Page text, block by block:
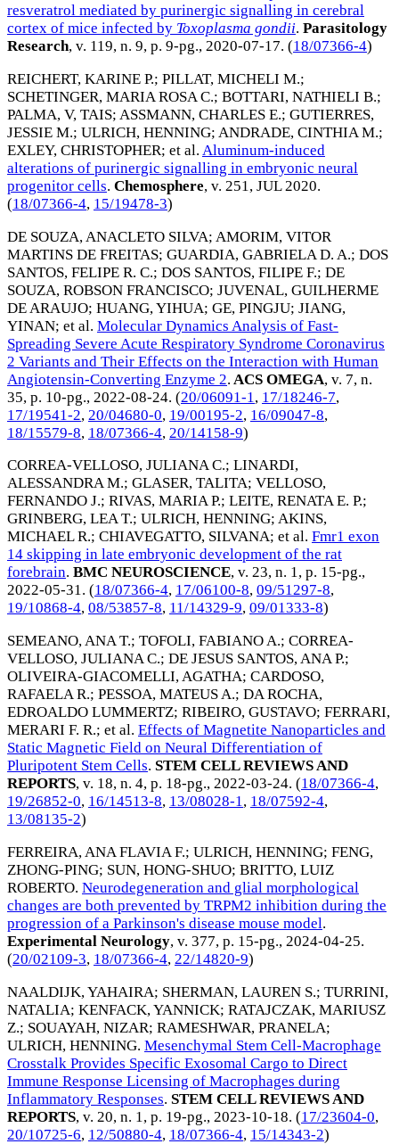
resveratrol mediated by purinergic signalling in cerebral
cortex of mice infected by Toxoplasma gondii. Parasitology
Research, v. 119, n. 9, p. 9-pg., 2020-07-17. (18/07366-4)
REICHERT, KARINE P.; PILLAT, MICHELI M.;
SCHETINGER, MARIA ROSA C.; BOTTARI, NATHIELI B.;
PALMA, V, TAIS; ASSMANN, CHARLES E.; GUTIERRES,
JESSIE M.; ULRICH, HENNING; ANDRADE, CINTHIA M.;
EXLEY, CHRISTOPHER; et al. Aluminum-induced
alterations of purinergic signalling in embryonic neural
progenitor cells. Chemosphere, v. 251, JUL 2020.
(18/07366-4, 15/19478-3)
DE SOUZA, ANACLETO SILVA; AMORIM, VITOR
MARTINS DE FREITAS; GUARDIA, GABRIELA D. A.; DOS
SANTOS, FELIPE R. C.; DOS SANTOS, FILIPE F.; DE
SOUZA, ROBSON FRANCISCO; JUVENAL, GUILHERME
DE ARAUJO; HUANG, YIHUA; GE, PINGJU; JIANG,
YINAN; et al. Molecular Dynamics Analysis of Fast-
Spreading Severe Acute Respiratory Syndrome Coronavirus
2 Variants and Their Effects on the Interaction with Human
Angiotensin-Converting Enzyme 2. ACS OMEGA, v. 7, n.
35, p. 10-pg., 2022-08-24. (20/06091-1 , 17/18246-7,
17/19541-2, 20/04680-0, 19/00195-2, 16/09047-8,
18/15579-8, 18/07366-4, 20/14158-9)
CORREA-VELLOSO, JULIANA C.; LINARDI,
ALESSANDRA M.; GLASER, TALITA; VELLOSO,
FERNANDO J.; RIVAS, MARIA P.; LEITE, RENATA E. P.;
GRINBERG, LEA T.; ULRICH, HENNING; AKINS,
MICHAEL R.; CHIAVEGATTO, SILVANA; et al. Fmr1 exon
14 skipping in late embryonic development of the rat
forebrain. BMC NEUROSCIENCE, v. 23, n. 1, p. 15-pg.,
2022-05-31. (18/07366-4, 17/06100-8, 09/51297-8,
19/10868-4, 08/53857-8, 11/14329-9, 09/01333-8)
SEMEANO, ANA T.; TOFOLI, FABIANO A.; CORREA-
VELLOSO, JULIANA C.; DE JESUS SANTOS, ANA P.;
OLIVEIRA-GIACOMELLI, AGATHA; CARDOSO,
RAFAELA R.; PESSOA, MATEUS A.; DA ROCHA,
EDROALDO LUMMERTZ; RIBEIRO, GUSTAVO; FERRARI,
MERARI F. R.; et al. Effects of Magnetite Nanoparticles and
Static Magnetic Field on Neural Differentiation of
Pluripotent Stem Cells. STEM CELL REVIEWS AND
REPORTS, v. 18, n. 4, p. 18-pg., 2022-03-24. (18/07366-4,
19/26852-0, 16/14513-8, 13/08028-1, 18/07592-4,
13/08135-2)
FERREIRA, ANA FLAVIA F.; ULRICH, HENNING; FENG,
ZHONG-PING; SUN, HONG-SHUO; BRITTO, LUIZ
ROBERTO. Neurodegeneration and glial morphological
changes are both prevented by TRPM2 inhibition during the
progression of a Parkinson's disease mouse model.
Experimental Neurology, v. 377, p. 15-pg., 2024-04-25.
(20/02109-3, 18/07366-4, 22/14820-9)
NAALDIJK, YAHAIRA; SHERMAN, LAUREN S.; TURRINI,
NATALIA; KENFACK, YANNICK; RATAJCZAK, MARIUSZ
Z.; SOUAYAH, NIZAR; RAMESHWAR, PRANELA;
ULRICH, HENNING. Mesenchymal Stem Cell-Macrophage
Crosstalk Provides Specific Exosomal Cargo to Direct
Immune Response Licensing of Macrophages during
Inflammatory Responses. STEM CELL REVIEWS AND
REPORTS, v. 20, n. 1, p. 19-pg., 2023-10-18. (17/23604-0,
20/10725-6, 12/50880-4, 18/07366-4, 15/14343-2)